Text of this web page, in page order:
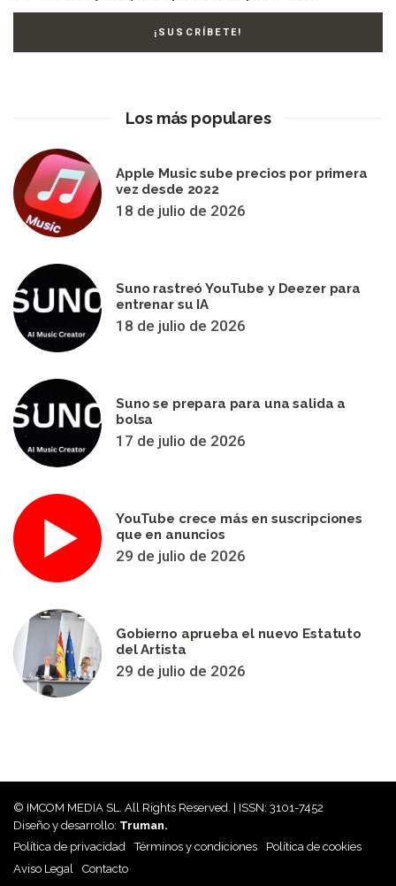
Los más populares
Apple Music sube precios por primera
vez desde 2022
18 de julio de 2026
Suno rastreó YouTube y Deezer para
entrenar su IA
18 de julio de 2026
Suno se prepara para una salida a
bolsa
17 de julio de 2026
YouTube crece más en suscripciones
que en anuncios
29 de julio de 2026
Gobierno aprueba el nuevo Estatuto
del Artista
29 de julio de 2026
© IMCOM MEDIA SL. All Rights Reserved. | ISSN: 3101-7452
Diseño y desarrollo: Truman.
Política de privacidad
Términos y condiciones
Política de cookies
Aviso Legal
Contacto